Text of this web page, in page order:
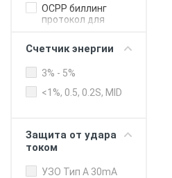
OCPP биллинг
протокол для
Онлайн-
мощности дом -
мощности
зарядные станци
Счетчик энергии
3% - 5%
<1%, 0.5, 0.2S, MID
Защита от удара
током
УЗО Тип А 30mA